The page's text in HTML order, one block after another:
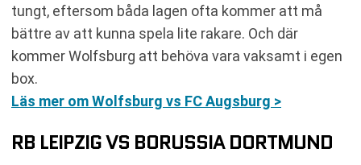
tungt, eftersom båda lagen ofta kommer att må
bättre av att kunna spela lite rakare. Och där
kommer Wolfsburg att behöva vara vaksamt i egen
box.
Läs mer om Wolfsburg vs FC Augsburg >
RB LEIPZIG VS BORUSSIA DORTMUND